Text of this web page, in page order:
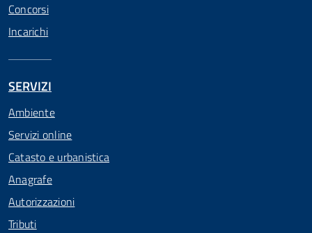
Concorsi
Incarichi
SERVIZI
Ambiente
Servizi online
Catasto e urbanistica
Anagrafe
Autorizzazioni
Tributi